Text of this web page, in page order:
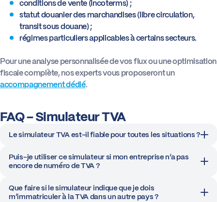
conditions de vente (Incoterms) ;
statut douanier des marchandises (libre circulation,
transit sous douane) ;
régimes particuliers applicables à certains secteurs.
Pour une analyse personnalisée de vos flux ou une optimisation
fiscale complète, nos experts vous proposeront un
accompagnement dédié.
FAQ – Simulateur TVA
Le simulateur TVA est-il fiable pour toutes les situations ?
Puis-je utiliser ce simulateur si mon entreprise n’a pas
encore de numéro de TVA ?
Que faire si le simulateur indique que je dois
m’immatriculer à la TVA dans un autre pays ?